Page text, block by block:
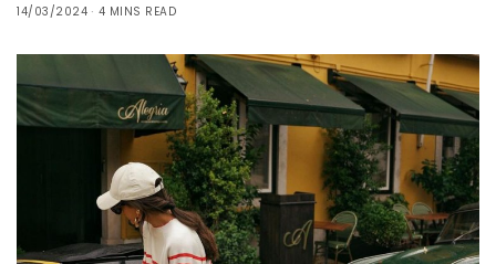
14/03/2024
4 MINS READ